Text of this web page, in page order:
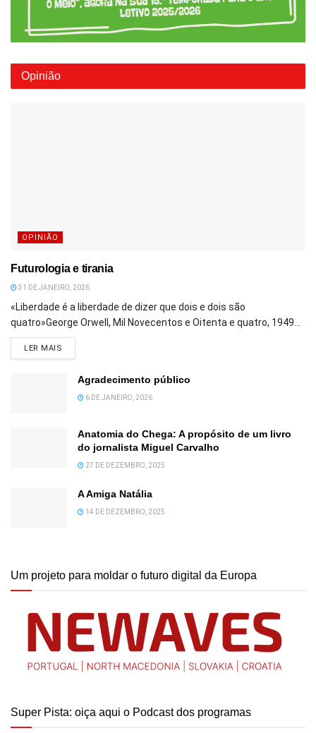
Opinião
OPINIÃO
Futurologia e tirania
31 DE JANEIRO, 2026
«Liberdade é a liberdade de dizer que dois e dois são
quatro»George Orwell, Mil Novecentos e Oitenta e quatro, 1949...
LER MAIS
Agradecimento público
6 DE JANEIRO, 2026
Anatomia do Chega: A propósito de um livro
do jornalista Miguel Carvalho
27 DE DEZEMBRO, 2025
A Amiga Natália
14 DE DEZEMBRO, 2025
Um projeto para moldar o futuro digital da Europa
Super Pista: oiça aqui o Podcast dos programas